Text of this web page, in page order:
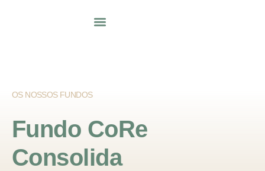
OS NOSSOS FUNDOS
Fundo CoRe
Consolida